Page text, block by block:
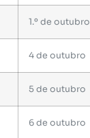
1.º de outubro
4 de outubro
5 de outubro
6 de outubro